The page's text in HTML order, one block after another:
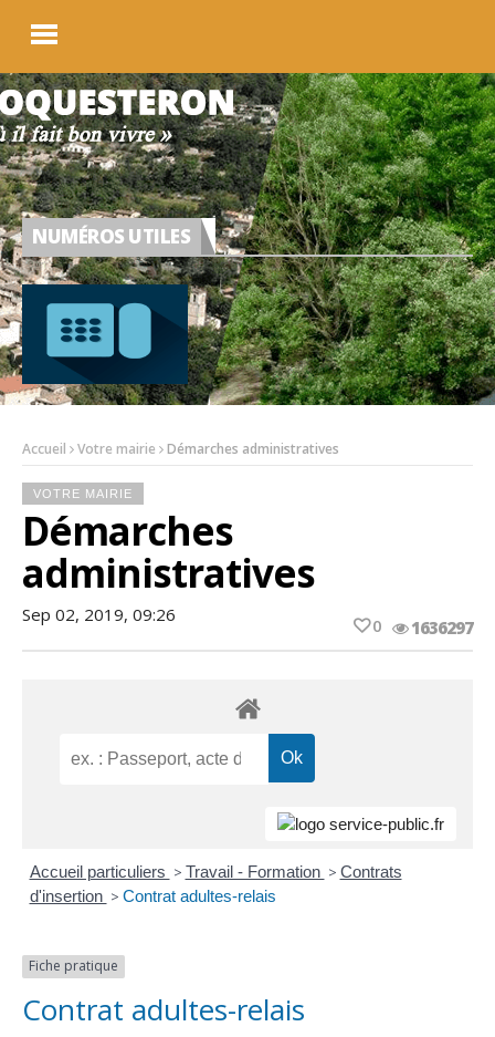
NUMÉROS UTILES
Accueil Votre mairie Démarches administratives
VOTRE MAIRIE
Démarches
administratives
Sep 02, 2019, 09:26
1636297
0
Accueil particuliers > Travail - Formation > Contrats
d'insertion > Contrat adultes-relais
Fiche pratique
Contrat adultes-relais